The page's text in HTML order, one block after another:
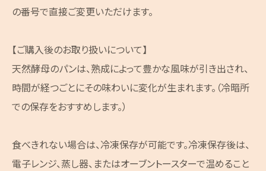
の番号で直接ご変更いただけます。
【ご購入後のお取り扱いについて】
天然酵母のパンは、熟成によって豊かな風味が引き出され、
時間が経つごとにその味わいに変化が生まれます。（冷暗所
での保存をおすすめします。）
食べきれない場合は、冷凍保存が可能です。冷凍保存後は、
電子レンジ、蒸し器、またはオーブントースターで温めること